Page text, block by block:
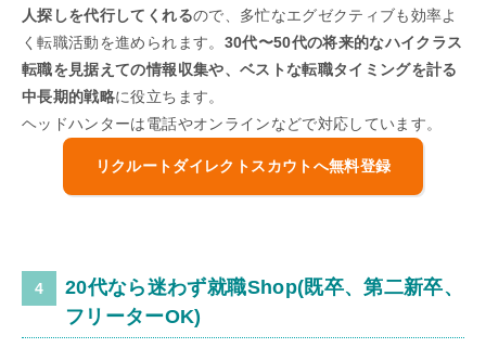
人探しを代行してくれるので、多忙なエグゼクティブも効率よ
く転職活動を進められます。 30代〜50代の将来的なハイクラス
転職を見据えての情報収集や、ベストな転職タイミングを計る
中長期的戦略に役立ちます。
ヘッドハンターは電話やオンラインなどで対応しています。
リクルートダイレクトスカウトへ無料登録
20代なら迷わず就職Shop(既卒、第二新卒、
フリーターOK)